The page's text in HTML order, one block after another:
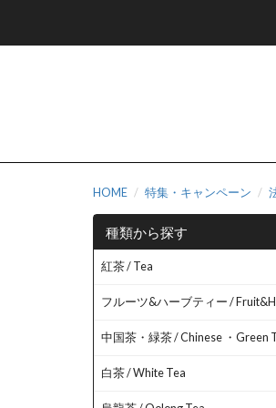
HOME 特集・キャンペーン
種類から探す
紅茶 / Tea
フルーツ&ハーブティー /
中国茶・緑茶 / Chinese ・Green
白茶 / White Tea